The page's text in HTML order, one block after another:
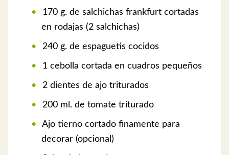
170 g. de salchichas frankfurt cortadas
en rodajas (2 salchichas)
240 g. de espaguetis cocidos
1 cebolla cortada en cuadros pequeños
2 dientes de ajo triturados
200 ml. de tomate triturado
Ajo tierno cortado finamente para
decorar (opcional)